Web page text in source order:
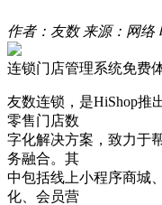
作者：友数 来源：网络
连锁门店管理系统免费
友数连锁，是HiShop推
零售门店数
字化解决方案，致力于
务融合。其
中包括线上小程序商城
化、会员营